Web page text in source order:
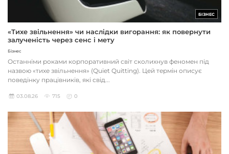
БІЗНЕС
«Тихе звільнення» чи наслідки вигорання: як повернути
залученість через сенс і мету
Бізнес
Останніми роками корпоративний світ сколихнув феномен під
назвою «тихе звільнення» (Quiet Quitting). Цей термін описує
поведінку працівників, які свід...
03.08.26 715 0